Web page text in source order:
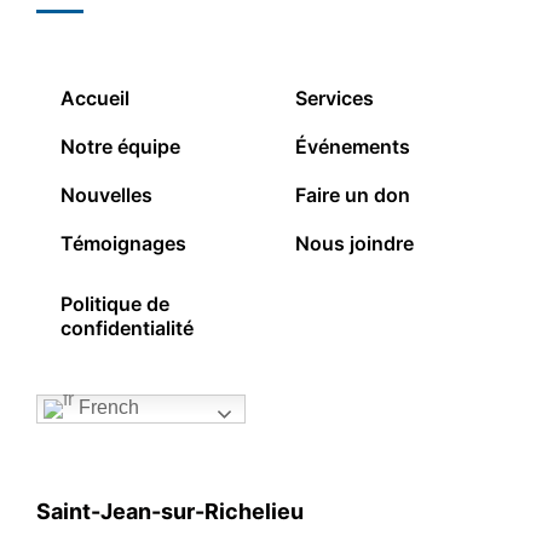
Accueil
Notre équipe
Nouvelles
Témoignages
Services
Événements
Faire un don
Nous joindre
Politique de
confidentialité
French
Saint-Jean-sur-Richelieu